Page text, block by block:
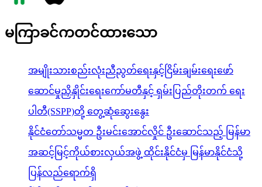
မကြာခင်ကတင်ထားသော
အမျိုးသားစည်းလုံးညီညွတ်ရေးနှင့်ငြိမ်းချမ်းရေးဖော်
ဆောင်မှုညှိနှိုင်းရေးကော်မတီနှင့် ရှမ်းပြည်တိုးတက် ရေး
ပါတီ(SSPP)တို့ တွေ့ဆုံဆွေးနွေး
နိုင်ငံတော်သမ္မတ ဦးမင်းအောင်လှိုင် ဦးဆောင်သည့် မြန်မာ
အဆင့်မြင့်ကိုယ်စားလှယ်အဖွဲ့ ထိုင်းနိုင်ငံမှ မြန်မာနိုင်ငံသို့
ပြန်လည်ရောက်ရှိ